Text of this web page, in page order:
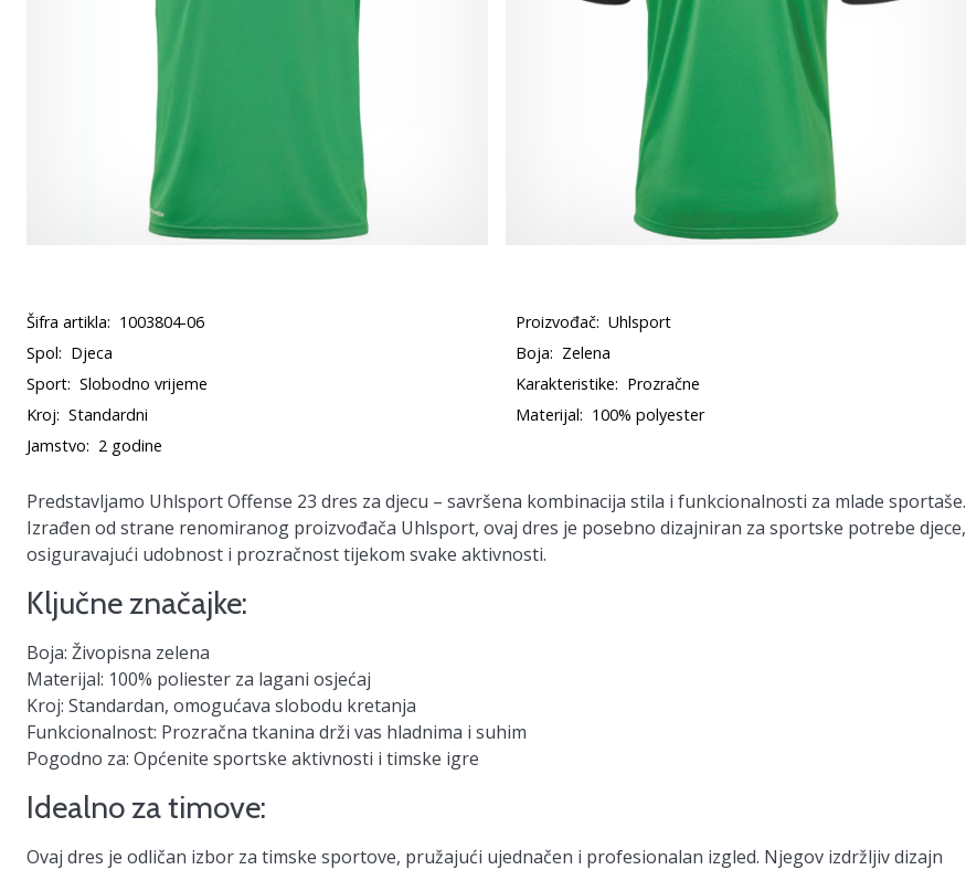
Šifra artikla: 1003804-06 Proizvođač: Uhlsport
Spol: Djeca Boja: Zelena
Sport: Slobodno vrijeme Karakteristike: Prozračne
Kroj: Standardni Materijal: 100% polyester
Jamstvo: 2 godine
Predstavljamo Uhlsport Offense 23 dres za djecu – savršena kombinacija stila i funkcionalnosti za mlade sportaše.
Izrađen od strane renomiranog proizvođača Uhlsport, ovaj dres je posebno dizajniran za sportske potrebe djece,
osiguravajući udobnost i prozračnost tijekom svake aktivnosti.
Ključne značajke:
Boja: Živopisna zelena
Materijal: 100% poliester za lagani osjećaj
Kroj: Standardan, omogućava slobodu kretanja
Funkcionalnost: Prozračna tkanina drži vas hladnima i suhim
Pogodno za: Općenite sportske aktivnosti i timske igre
Idealno za timove:
Ovaj dres je odličan izbor za timske sportove, pružajući ujednačen i profesionalan izgled. Njegov izdržljiv dizajn